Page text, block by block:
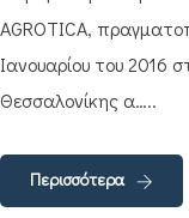
AGROTICA,
Ιανουαρίου του 2016
Θεσσαλονίκης α…..
Περισσότερα